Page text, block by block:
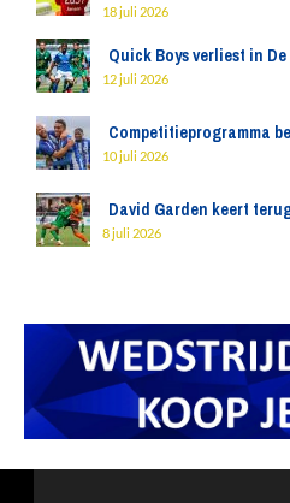
18 juli 2026
Quick Boys verliest in
12 juli 2026
Competitieprogramma
10 juli 2026
David Garden keert
8 juli 2026